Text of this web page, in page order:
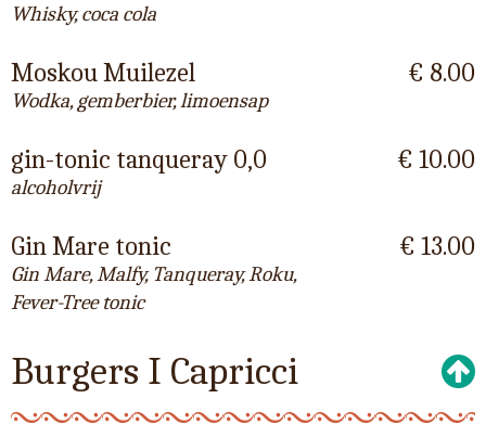
Whisky, coca cola
Moskou Muilezel
Wodka, gemberbier, limoensap
€ 8.00
gin-tonic tanqueray 0,0
alcoholvrij
€ 10.00
Gin Mare tonic
Gin Mare, Malfy, Tanqueray, Roku,
Fever-Tree tonic
€ 13.00
Burgers I Capricci